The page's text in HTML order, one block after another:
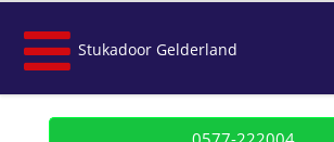
Stukadoor Gelderland